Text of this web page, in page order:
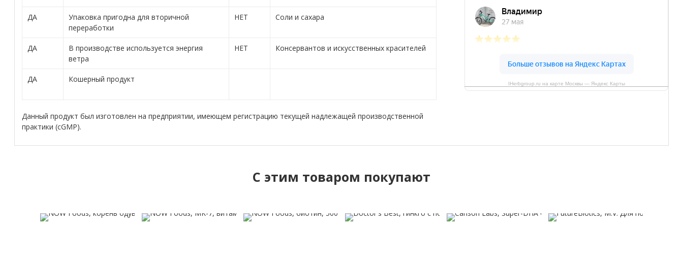
ДА
Упаковка пригодна для вторичной
переработки
НЕТ Соли и сахара
ДА
В производстве используется энергия
ветра
НЕТ Консервантов и искусственных красителей
ДА Кошерный продукт
Данный продукт был изготовлен на предприятии, имеющем регистрацию текущей надлежащей производственной
практики (cGMP).
IHerbgroup.ru на карте Москвы — Яндекс Карты
C этим товаром покупают